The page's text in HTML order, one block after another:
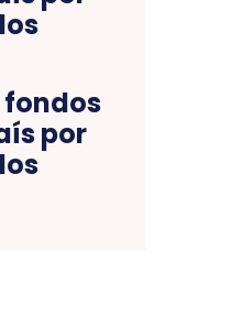
por